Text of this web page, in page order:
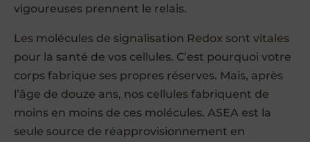
vigoureuses prennent le relais.
Les molécules de signalisation Redox sont vitales
pour la santé de vos cellules. C’est pourquoi votre
corps fabrique ses propres réserves. Mais, après
l’âge de douze ans, nos cellules fabriquent de
moins en moins de ces molécules. ASEA est la
seule source de réapprovisionnement en